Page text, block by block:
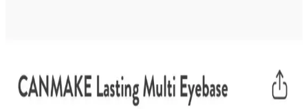
Canmake Eyebase, özellikle yağlı göz kapaklarında göz farının
kalıcılığını artıran silikon bazlı bir Japon göz bazıdır. Kullanıcılar
uzun süreli dayanıklılığını ve nemli hava koşullarında bile etkisini